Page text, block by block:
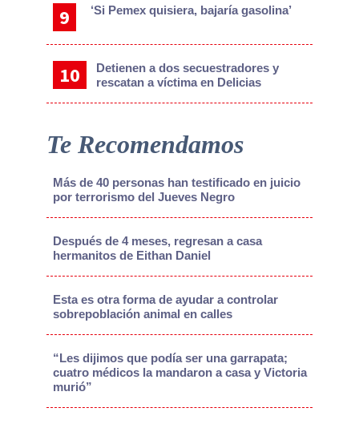
‘Si Pemex quisiera, bajaría gasolina’
Detienen a dos secuestradores y
rescatan a víctima en Delicias
Te Recomendamos
Más de 40 personas han testificado en juicio
por terrorismo del Jueves Negro
Después de 4 meses, regresan a casa
hermanitos de Eithan Daniel
Esta es otra forma de ayudar a controlar
sobrepoblación animal en calles
“Les dijimos que podía ser una garrapata;
cuatro médicos la mandaron a casa y Victoria
murió”